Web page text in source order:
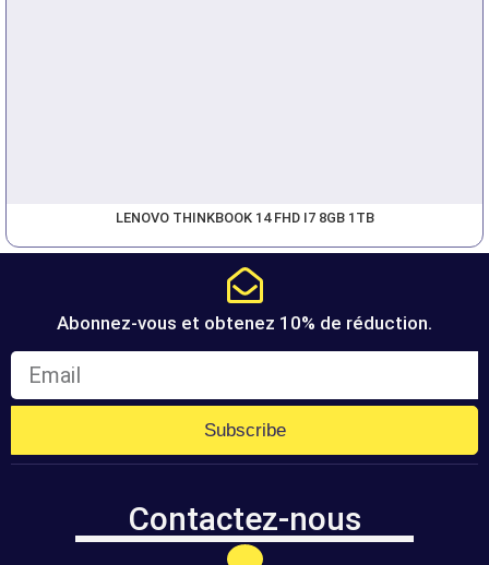
LENOVO THINKBOOK 14 FHD I7 8GB 1TB
Abonnez-vous et obtenez 10% de réduction.
Subscribe
Contactez-nous